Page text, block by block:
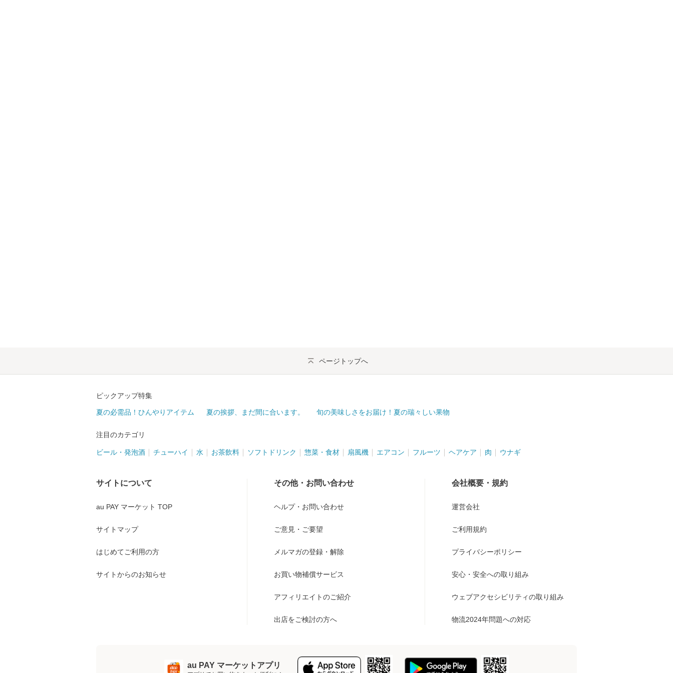
ページトップへ
ピックアップ特集
夏の必需品！ひんやりアイテム 夏の挨拶、まだ間に合います。 旬の美味しさをお届け！夏の瑞々しい果物
注目のカテゴリ
ビール・発泡酒 チューハイ 水 お茶飲料 ソフトドリンク 惣菜・食材 扇風機 エアコン フルーツ ヘアケア 肉 ウナギ
サイトについて
au PAY マーケット TOP
サイトマップ
はじめてご利用の方
サイトからのお知らせ
その他・お問い合わせ
ヘルプ・お問い合わせ
ご意見・ご要望
メルマガの登録・解除
お買い物補償サービス
アフィリエイトのご紹介
出店をご検討の方へ
会社概要・規約
運営会社
ご利用規約
プライバシーポリシー
安心・安全への取り組み
ウェブアクセシビリティの取り組み
物流2024年問題への対応
au PAY マーケットアプリ